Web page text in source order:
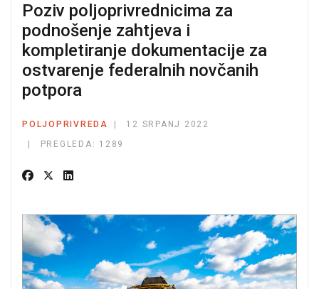
Poziv poljoprivrednicima za
podnošenje zahtjeva i
kompletiranje dokumentacije za
ostvarenje federalnih novčanih
potpora
POLJOPRIVREDA
12 SRPANJ 2022
PREGLEDA: 1289